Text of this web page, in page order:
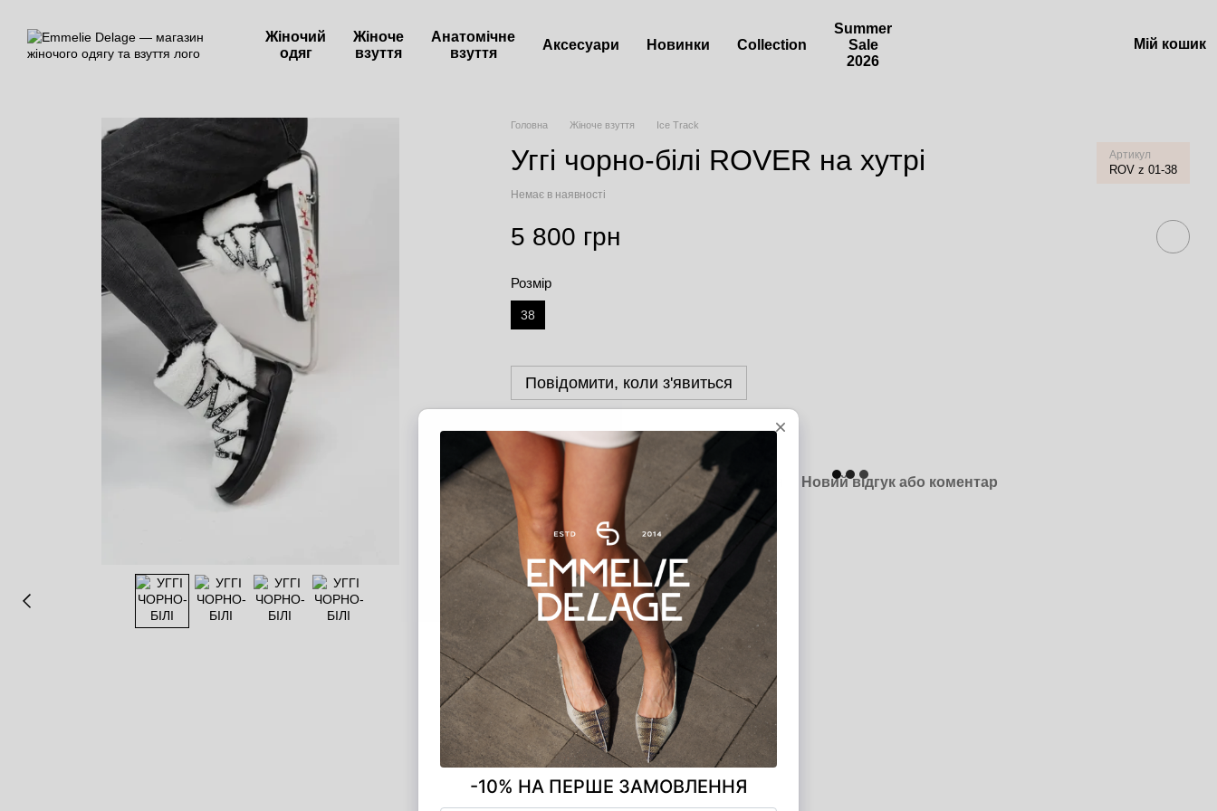
Жіночий
одяг
Жіноче
взуття
Анатомічне
взуття
Аксесуари Новинки Сollection
Summer
Sale
2026
Мій кошик
Головна Жіноче взуття Iсе Track
Уггі чорно-білі ROVER на хутрі Артикул
ROV z 01-38
Немає в наявності
5 800 грн
Розмір
38
Повідомити, коли з'явиться
Опис Доставка Оплата Новий відгук або коментар